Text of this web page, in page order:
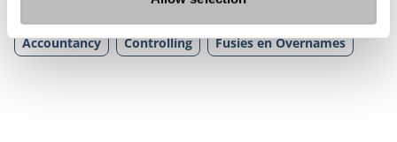
Accountancy Controlling Fusies en Overnames